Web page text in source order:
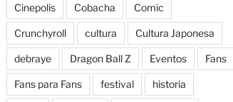
Cinepolis Cobacha Comic
Crunchyroll cultura Cultura Japonesa
debraye Dragon Ball Z Eventos Fans
Fans para Fans festival historia